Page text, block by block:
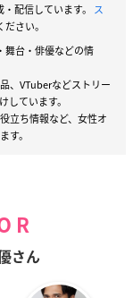
配信しています。 ス
さい。
舞台・俳優などの情
、VTuberなどストリー
ています。
立ち情報など、女性オ
す。
さん